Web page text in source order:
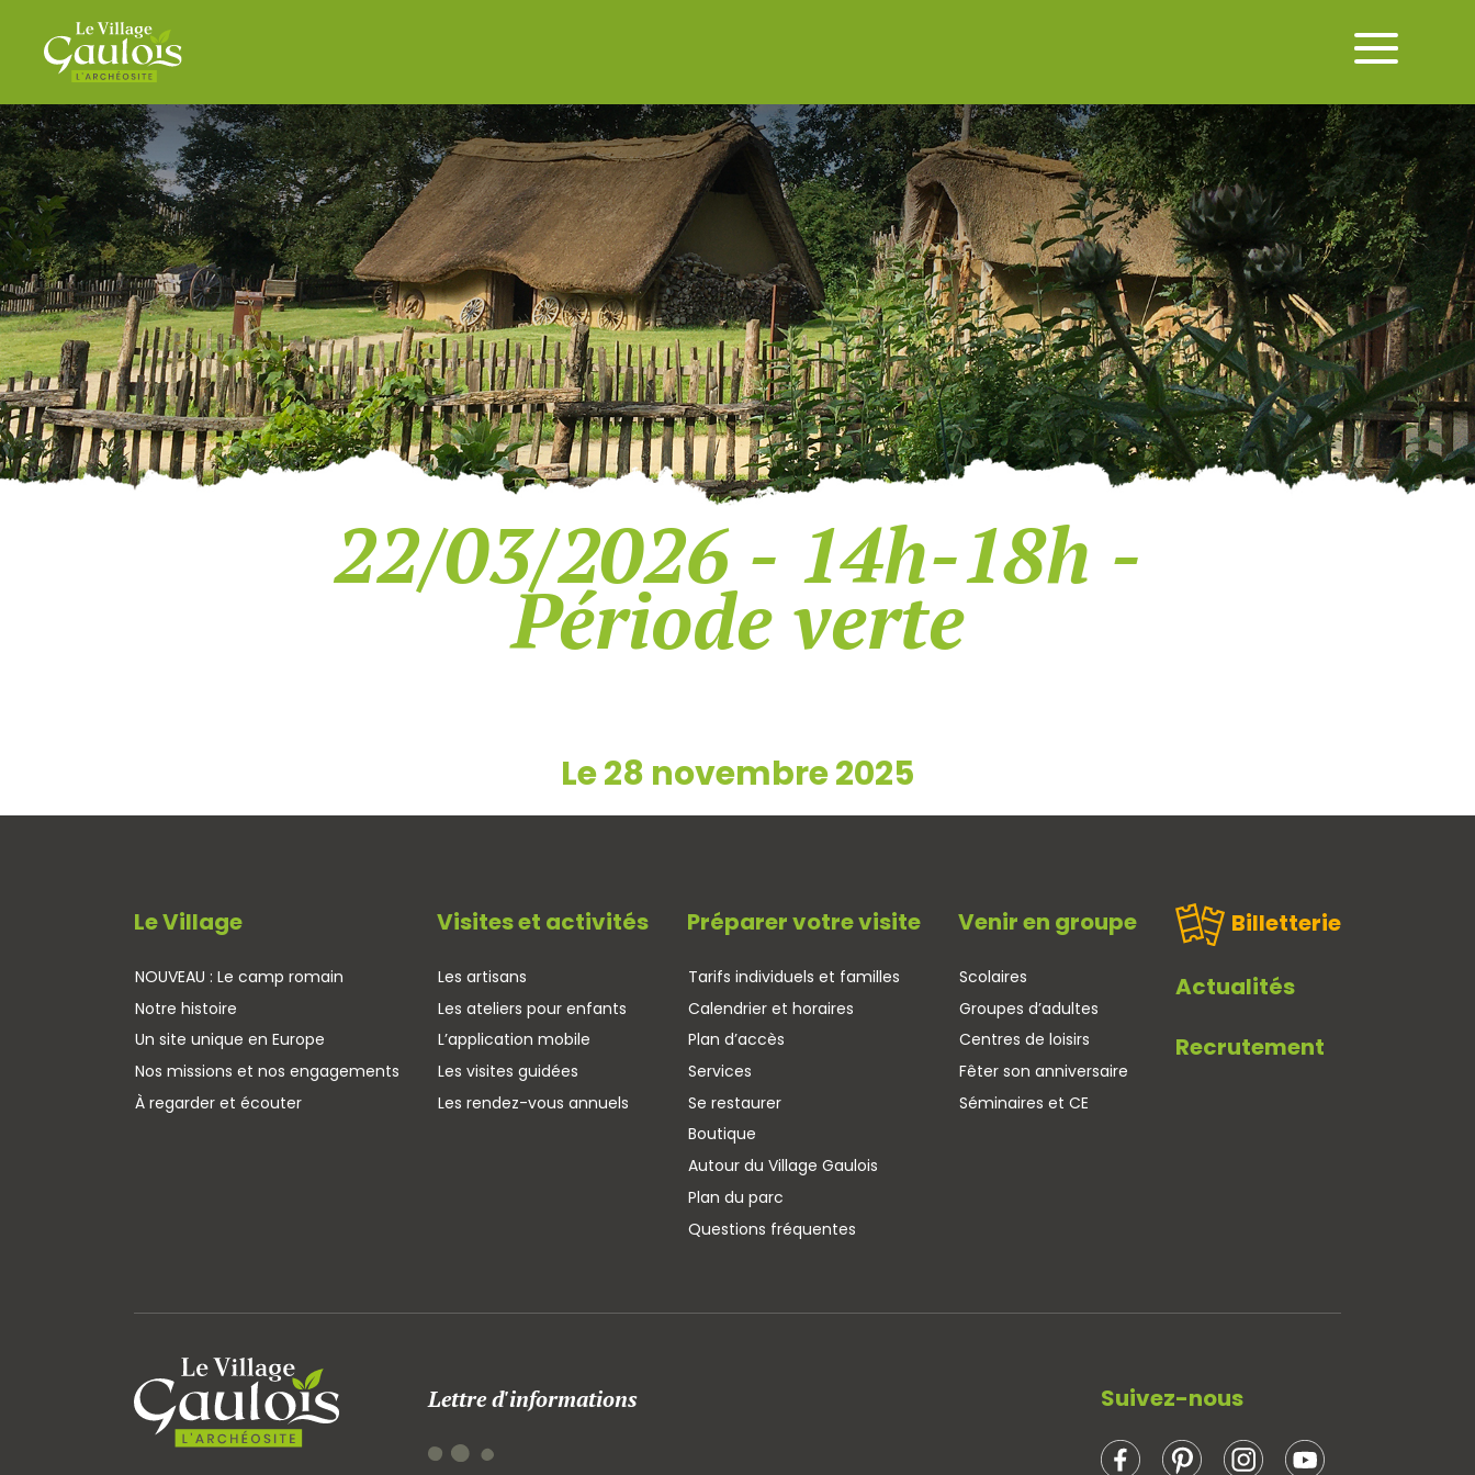
22/03/2026 - 14h-18h -
Période verte
Le 28 novembre 2025
Le Village
NOUVEAU : Le camp romain
Notre histoire
Un site unique en Europe
Nos missions et nos engagements
À regarder et écouter
Visites et activités
Les artisans
Les ateliers pour enfants
L’application mobile
Les visites guidées
Les rendez-vous annuels
Préparer votre visite
Tarifs individuels et familles
Calendrier et horaires
Plan d’accès
Services
Se restaurer
Boutique
Autour du Village Gaulois
Plan du parc
Questions fréquentes
Venir en groupe
Scolaires
Groupes d’adultes
Centres de loisirs
Fêter son anniversaire
Séminaires et CE
Billetterie
Actualités
Recrutement
Lettre d'informations Suivez-nous